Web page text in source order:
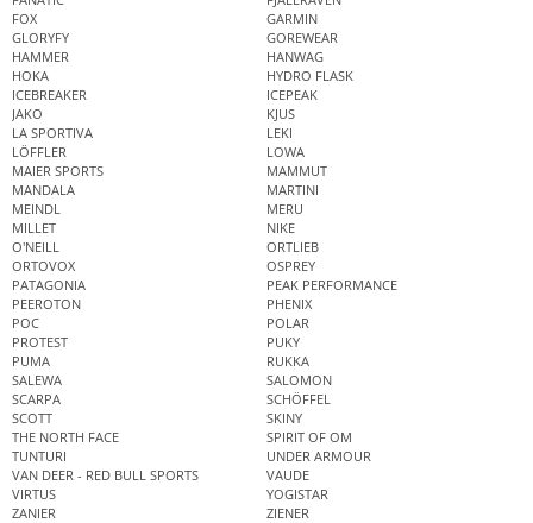
FOX
GARMIN
GLORYFY
GOREWEAR
HAMMER
HANWAG
HOKA
HYDRO FLASK
ICEBREAKER
ICEPEAK
JAKO
KJUS
LA SPORTIVA
LEKI
LÖFFLER
LOWA
MAIER SPORTS
MAMMUT
MANDALA
MARTINI
MEINDL
MERU
MILLET
NIKE
O'NEILL
ORTLIEB
ORTOVOX
OSPREY
PATAGONIA
PEAK PERFORMANCE
PEEROTON
PHENIX
POC
POLAR
PROTEST
PUKY
PUMA
RUKKA
SALEWA
SALOMON
SCARPA
SCHÖFFEL
SCOTT
SKINY
THE NORTH FACE
SPIRIT OF OM
TUNTURI
UNDER ARMOUR
VAN DEER - RED BULL SPORTS
VAUDE
VIRTUS
YOGISTAR
ZANIER
ZIENER